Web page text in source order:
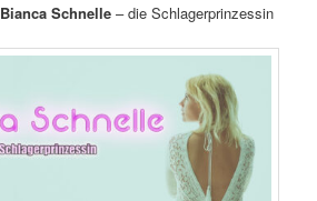
Bianca Schnelle – die Schlagerprinzessin